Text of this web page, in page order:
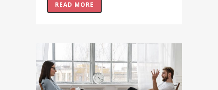
READ MORE